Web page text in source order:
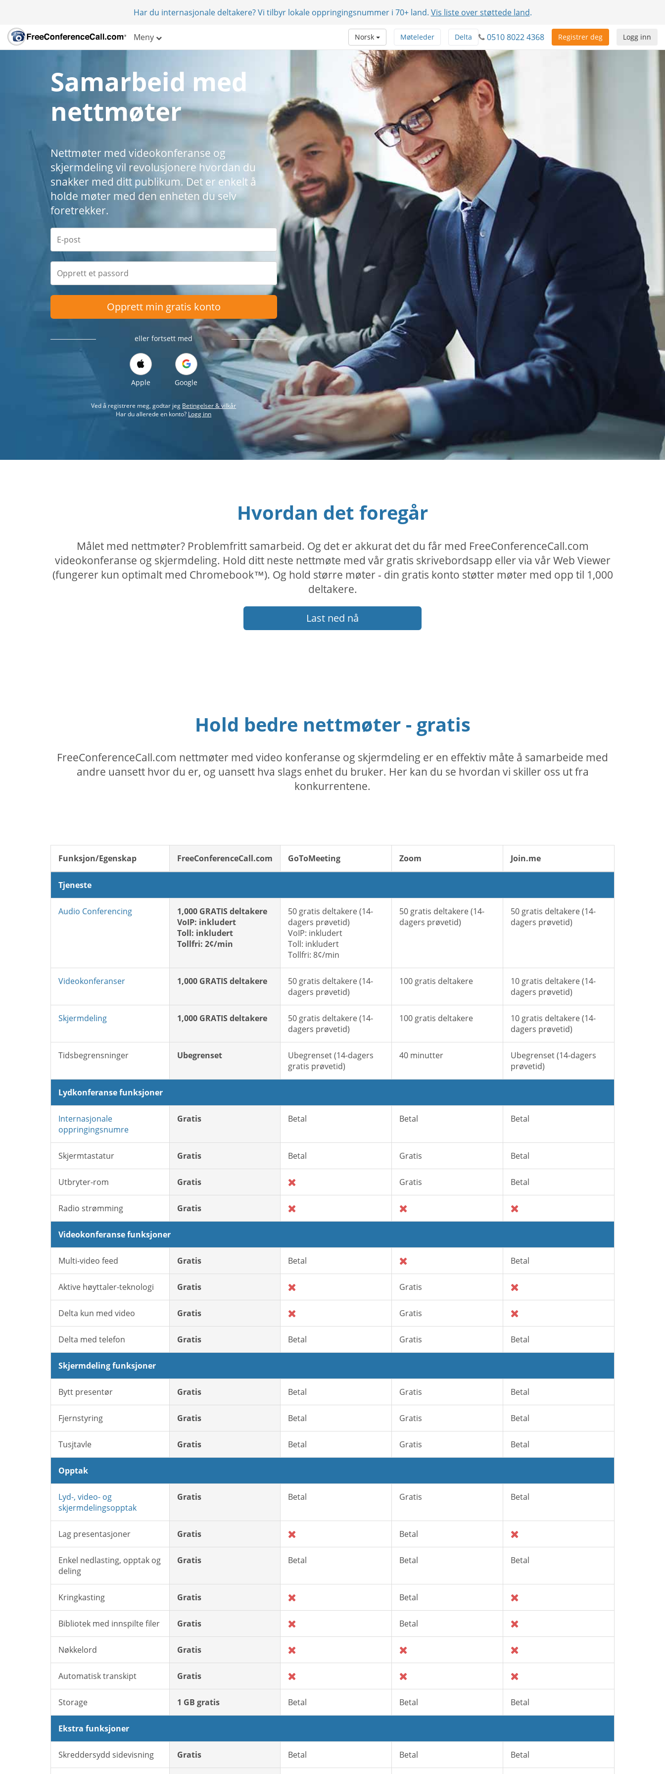
Har du internasjonale deltakere? Vi tilbyr lokale oppringingsnummer i 70+ land. Vis liste over støttede land.
Meny Logg inn
Registrer deg
0510 8022 4368
Delta
Møteleder
Norsk
Samarbeid med
nettmøter
Nettmøter med videokonferanse og
skjermdeling vil revolusjonere hvordan du
snakker med ditt publikum. Det er enkelt å
holde møter med den enheten du selv
foretrekker.
Opprett min gratis konto
eller fortsett med
Apple Google
Ved å registrere meg, godtar jeg Betingelser & vilkår
Har du allerede en konto? Logg inn
Hvordan det foregår
Målet med nettmøter? Problemfritt samarbeid. Og det er akkurat det du får med FreeConferenceCall.com
videokonferanse og skjermdeling. Hold ditt neste nettmøte med vår gratis skrivebordsapp eller via vår Web Viewer
(fungerer kun optimalt med Chromebook™). Og hold større møter - din gratis konto støtter møter med opp til 1,000
deltakere.
Last ned nå
Hold bedre nettmøter - gratis
FreeConferenceCall.com nettmøter med video konferanse og skjermdeling er en effektiv måte å samarbeide med
andre uansett hvor du er, og uansett hva slags enhet du bruker. Her kan du se hvordan vi skiller oss ut fra
konkurrentene.
Funksjon/Egenskap FreeConferenceCall.com GoToMeeting Zoom Join.me
Tjeneste
Audio Conferencing
1,000 GRATIS deltakere
VoIP: inkludert
Toll: inkludert
Tollfri: 2¢/min
50 gratis deltakere (14-
dagers prøvetid)
VoIP: inkludert
Toll: inkludert
Tollfri: 8¢/min
50 gratis deltakere (14-
dagers prøvetid)
50 gratis deltakere (14-
dagers prøvetid)
Videokonferanser 1,000 GRATIS deltakere
50 gratis deltakere (14-
dagers prøvetid)
100 gratis deltakere
10 gratis deltakere (14-
dagers prøvetid)
Skjermdeling 1,000 GRATIS deltakere
50 gratis deltakere (14-
dagers prøvetid)
100 gratis deltakere
10 gratis deltakere (14-
dagers prøvetid)
Tidsbegrensninger Ubegrenset
Ubegrenset (14-dagers
gratis prøvetid)
40 minutter
Ubegrenset (14-dagers
prøvetid)
Lydkonferanse funksjoner
Internasjonale
oppringingsnumre
Gratis Betal Betal Betal
Skjermtastatur Gratis Betal Gratis Betal
Utbryter-rom Gratis Gratis Betal
Radio strømming Gratis
Videokonferanse funksjoner
Multi-video feed Gratis Betal Betal
Aktive høyttaler-teknologi Gratis Gratis
Delta kun med video Gratis Gratis
Delta med telefon Gratis Betal Gratis Betal
Skjermdeling funksjoner
Bytt presentør Gratis Betal Gratis Betal
Fjernstyring Gratis Betal Gratis Betal
Tusjtavle Gratis Betal Gratis Betal
Opptak
Lyd-, video- og
skjermdelingsopptak
Gratis Betal Gratis Betal
Lag presentasjoner Gratis Betal
Enkel nedlasting, opptak og
deling
Gratis Betal Betal Betal
Kringkasting Gratis Betal
Bibliotek med innspilte filer Gratis Betal
Nøkkelord Gratis
Automatisk transkipt Gratis
Storage 1 GB gratis Betal Betal Betal
Ekstra funksjoner
Skreddersydd sidevisning Gratis Betal Betal Betal